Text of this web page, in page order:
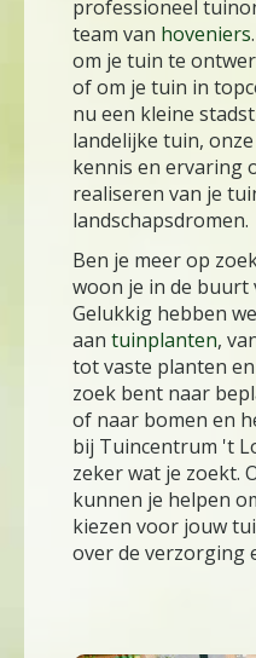
professioneel
team van hoveniers
om je tuin te
of om je tuin in
nu een kleine
landelijke tuin,
kennis en ervaring
realiseren van je
landschapsdromen.
Ben je meer op
woon je in de buurt
Gelukkig hebben
aan tuinplanten,
tot vaste planten
zoek bent naar
of naar bomen en
bij Tuincentrum 't
zeker wat je zoekt.
kunnen je helpen
kiezen voor jouw
over de verzorging